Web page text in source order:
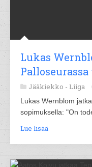
Lukas
Jääkiekko - Liiga
Lukas Wernblom
sopimuksella: "On
Lue lisää